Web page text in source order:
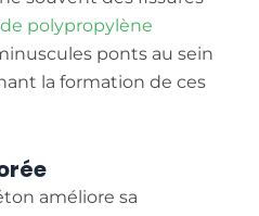
polypropylène
ponts au sein
la formation de ces
améliore sa